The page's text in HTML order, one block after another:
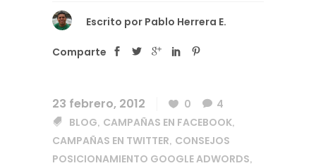
Escrito por Pablo Herrera E.
Comparte
23 febrero, 2012 0
4
BLOG, CAMPAÑAS EN FACEBOOK,
CAMPAÑAS EN TWITTER, CONSEJOS
POSICIONAMIENTO GOOGLE ADWORDS,